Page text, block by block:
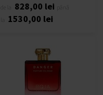
828,00 lei
1530,00 lei